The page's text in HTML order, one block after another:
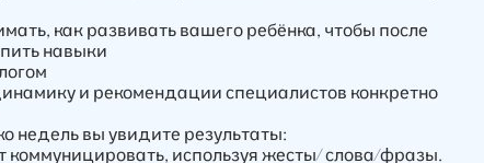
как развивать вашего ребёнка, чтобы после
навыки
и рекомендации специалистов конкретно
недель вы увидите результаты:
коммуницировать, используя жесты/ слова/фразы.